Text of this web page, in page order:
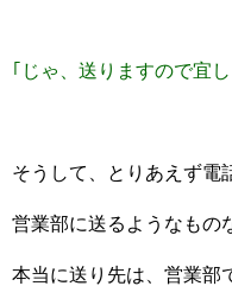
｢じゃ、送りますので宜
そうして、とりあえず電
営業部に送るようなもの
本当に送り先は、営業部